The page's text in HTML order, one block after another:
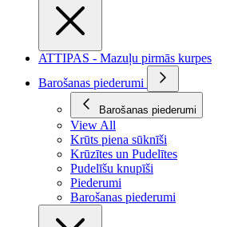
ATTIPAS - Mazuļu pirmās kurpes
Barošanas piederumi
Barošanas piederumi
View All
Krūts piena sūknīši
Krūzītes un Pudelītes
Pudelīšu knupīši
Piederumi
Barošanas piederumi